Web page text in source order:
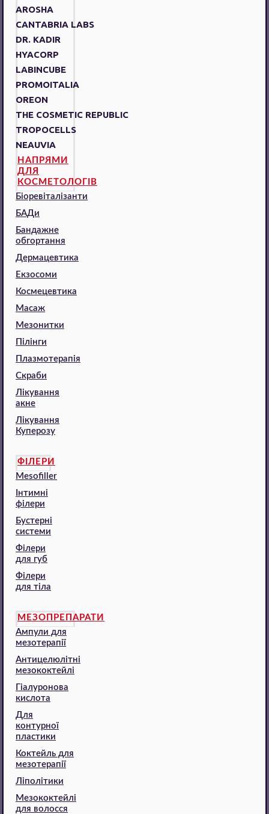
AROSHA
CANTABRIA LABS
DR. KADIR
HYACORP
LABINCUBE
PROMOITALIA
OREON
THE COSMETIC REPUBLIC
TROPOCELLS
NEAUVIA
НАПРЯМИ
ДЛЯ
КОСМЕТОЛОГІВ
Біоревіталізанти
БАДи
Бандажне
обгортання
Дермацевтика
Екзосоми
Космецевтика
Масаж
Мезонитки
Пілінги
Плазмотерапія
Скраби
Лікування
акне
Лікування
Куперозу
ФІЛЕРИ
Mesofiller
Інтимні
філери
Бустерні
системи
Філери
для губ
Філери
для тіла
МЕЗОПРЕПАРАТИ
Ампули для
мезотерапії
Антицелюлітні
мезококтейлі
Гіалуронова
кислота
Для
контурної
пластики
Коктейль для
мезотерапії
Ліполітики
Мезококтейлі
для волосся